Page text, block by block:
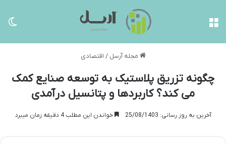
مجله آرسل / اقتصادی
چگونه تزریق پلاستیک به توسعه صنایع کمک
می کند؟ کاربردها و پتانسیل درآمدی
آخرین به روز رسانی: 25/08/1403 خواندن این مطلب 4 دقیقه زمان میبرد